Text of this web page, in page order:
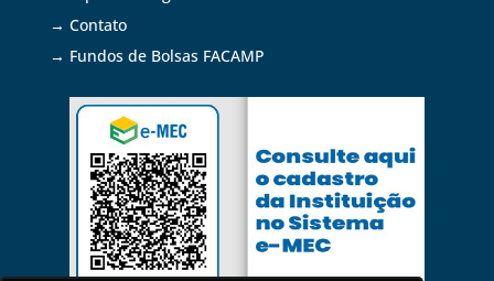
→ Contato
→ Fundos de Bolsas FACAMP